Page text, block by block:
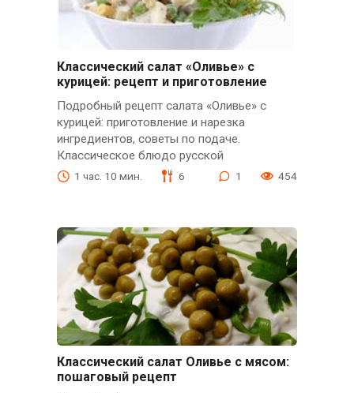
Классический салат «Оливье» с
курицей: рецепт и приготовление
Подробный рецепт салата «Оливье» с
курицей: приготовление и нарезка
ингредиентов, советы по подаче.
Классическое блюдо русской
1 час. 10 мин. 6 1 454
Классический салат Оливье с мясом:
пошаговый рецепт